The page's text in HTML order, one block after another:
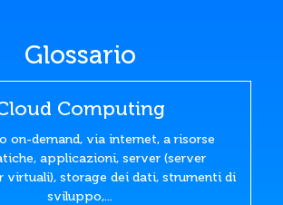
Glossario
Computing
on-demand, via internet, a risorse
applicazioni, server (server
virtuali), storage dei dati, strumenti di
sviluppo,...